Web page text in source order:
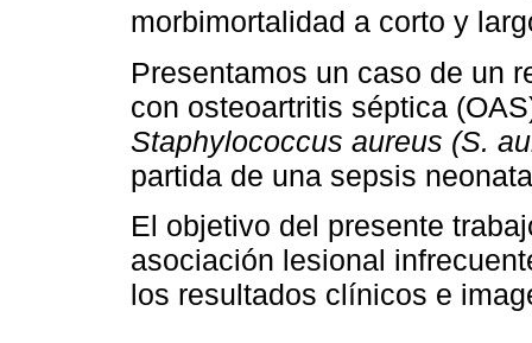
morbimortalidad a corto y
Presentamos un caso de un
con osteoartritis séptica
Staphylococcus aureus (S.
partida de una sepsis
El objetivo del presente
asociación lesional
los resultados clínicos e